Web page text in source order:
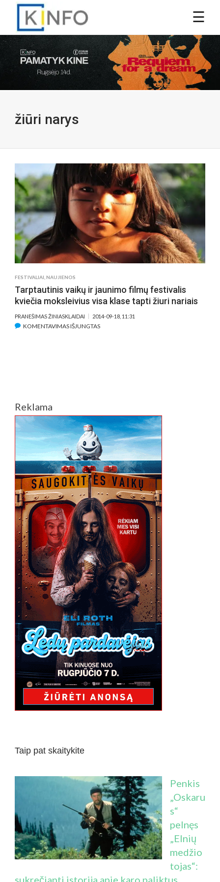
žiūri narys
FESTIVALIAI NAUJIENOS
Tarptautinis vaikų ir jaunimo filmų festivalis
kviečia moksleivius visa klase tapti žiuri nariais
PRANEŠIMAS ŽINIASKLAIDAI 2014-09-18, 11:31
KOMENTAVIMAS IŠJUNGTASĮRAŠE
VISA
KLASE
TAPTI
ŽIURI
NARIAIS
Reklama
Taip pat skaitykite
Penkis
„Oskaru
s“
pelnęs
„Elnių
medžio
tojas“: